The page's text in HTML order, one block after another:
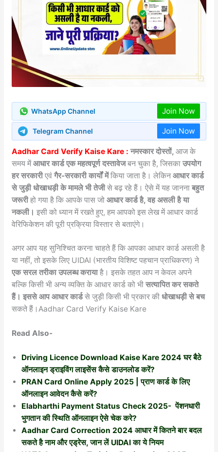
WhatsApp Channel Join Now
Telegram Channel Join Now
Aadhar Card Verify Kaise Kare : नमस्कार दोस्तों, आज के
समय मेंआधार कार्ड एक महत्वपूर्ण दस्तावेजबन चुका है, जिसकाउपयोग
हर सरकारीएवंगैर-सरकारी कार्यों मेंकिया जाता है। लेकिनआधार कार्ड
से जुड़ी धोखाधड़ी के मामले भी तेजीसे बढ़ रहे हैं। ऐसे में यह जानना बहुत
जरूरीहो गया है कि आपके पास जो आधार कार्ड है, वह असली है या
नकली। इसी को ध्यान में रखते हुए, हम आपको इस लेख में आधार कार्ड
वेरिफिकेशन की पूरी प्रक्रिया विस्तार से बताएंगे।
अगर आप यह सुनिश्चित करना चाहते हैं कि आपका आधार कार्ड असली है
या नहीं, तो इसके लिए UIDAI (भारतीय विशिष्ट पहचान प्राधिकरण) ने
एक सरल तरीका उपलब्ध करायाहै। इसके तहत आप न केवल अपने
बल्कि किसी भी अन्य व्यक्ति के आधार कार्ड को भी सत्यापित कर सकते
हैं। इससे आप आधार कार्डसे जुड़ी किसी भी प्रकार की धोखाधड़ी से बच
सकते हैं।Aadhar Card Verify Kaise Kare
Read Also-
Driving Licence Download Kaise Kare 2024 घर बैठे
ऑनलाइन ड्राइविंग लाइसेंस कैसे डाउनलोड करें?
PRAN Card Online Apply 2025 | प्राण कार्ड के लिए
ऑनलाइन आवेदन कैसे करें?
Elabharthi Payment Status Check 2025- पेंशनधारी
भुगतान की स्थिति ऑनलाइन ऐसे चेक करे?
Aadhar Card Correction 2024 आधार में कितने बार बदल
सकते है नाम और एड्रेस, जान लें UIDAI का ये नियम